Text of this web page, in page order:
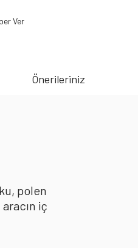
Ver
Önerileriniz
polen
iç